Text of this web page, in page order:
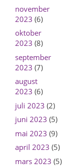
november
2023 (6)
oktober
2023 (8)
september
2023 (7)
august
2023 (6)
juli 2023 (2)
juni 2023 (5)
mai 2023 (9)
april 2023 (5)
mars 2023 (5)